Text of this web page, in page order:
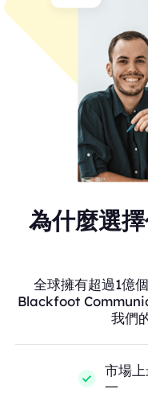
為什麼選
全球擁有超過1億
Blackfoot
我們
市場
一